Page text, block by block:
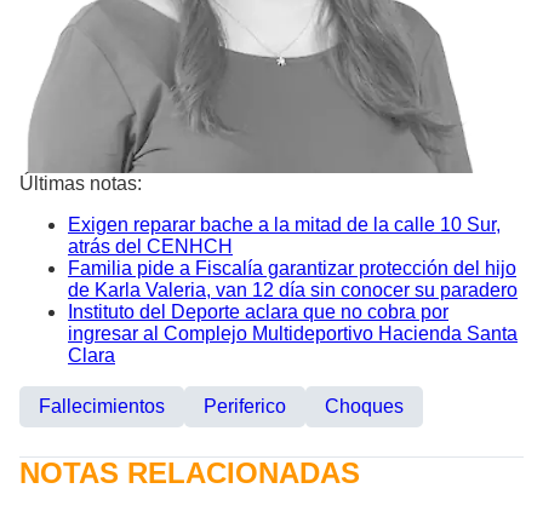
Últimas notas:
Exigen reparar bache a la mitad de la calle 10 Sur,
atrás del CENHCH
Familia pide a Fiscalía garantizar protección del hijo
de Karla Valeria, van 12 día sin conocer su paradero
Instituto del Deporte aclara que no cobra por
ingresar al Complejo Multideportivo Hacienda Santa
Clara
Fallecimientos Periferico Choques
NOTAS RELACIONADAS